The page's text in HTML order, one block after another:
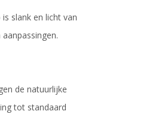
slank en licht van
de natuurlijke
tot standaard